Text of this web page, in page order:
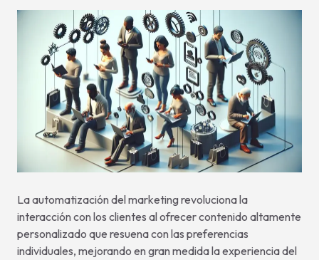
La automatización del marketing revoluciona la
interacción con los clientes al ofrecer contenido altamente
personalizado que resuena con las preferencias
individuales, mejorando en gran medida la experiencia del